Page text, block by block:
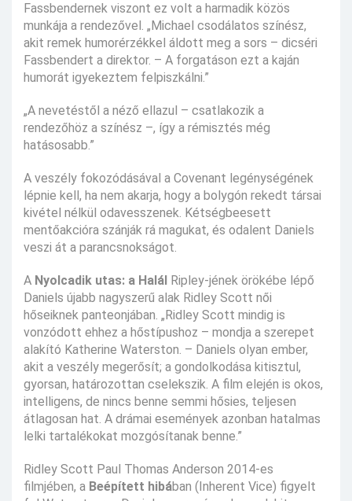
Fassbendernek viszont ez volt a harmadik közös
munkája a rendezővel. „Michael csodálatos színész,
akit remek humorérzékkel áldott meg a sors – dicséri
Fassbendert a direktor. – A forgatáson ezt a kaján
humorát igyekeztem felpiszkálni.”
„A nevetéstől a néző ellazul – csatlakozik a
rendezőhöz a színész –, így a rémisztés még
hatásosabb.”
A veszély fokozódásával a Covenant legénységének
lépnie kell, ha nem akarja, hogy a bolygón rekedt társai
kivétel nélkül odavesszenek. Kétségbeesett
mentőakcióra szánják rá magukat, és odalent Daniels
veszi át a parancsnokságot.
A Nyolcadik utas: a Halál Ripley-jének örökébe lépő
Daniels újabb nagyszerű alak Ridley Scott női
hőseiknek panteonjában. „Ridley Scott mindig is
vonzódott ehhez a hőstípushoz – mondja a szerepet
alakító Katherine Waterston. – Daniels olyan ember,
akit a veszély megerősít; a gondolkodása kitisztul,
gyorsan, határozottan cselekszik. A film elején is okos,
intelligens, de nincs benne semmi hősies, teljesen
átlagosan hat. A drámai események azonban hatalmas
lelki tartalékokat mozgósítanak benne.”
Ridley Scott Paul Thomas Anderson 2014-es
filmjében, a Beépített hibában (Inherent Vice) figyelt